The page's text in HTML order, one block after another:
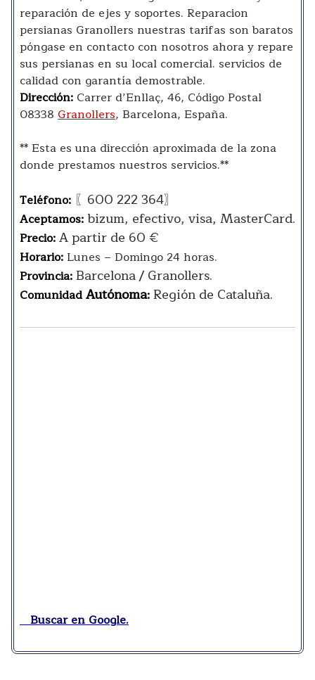
reparación de ejes y soportes. Reparacion
persianas Granollers nuestras tarifas son baratos
póngase en contacto con nosotros ahora y repare
sus persianas en su local comercial. servicios de
calidad con garantía demostrable.
Dirección: Carrer d’Enllaç, 46, Código Postal
08338 Granollers, Barcelona, España.
** Esta es una dirección aproximada de la zona
donde prestamos nuestros servicios.**
Teléfono: 〖600 222 364〗
Aceptamos:bizum, efectivo, visa, MasterCard.
Precio:A partir de 60 €
Horario: Lunes – Domingo 24 horas.
Provincia:Barcelona / Granollers.
ComunidadAutónoma:Región de Cataluña.
Buscar en Google.